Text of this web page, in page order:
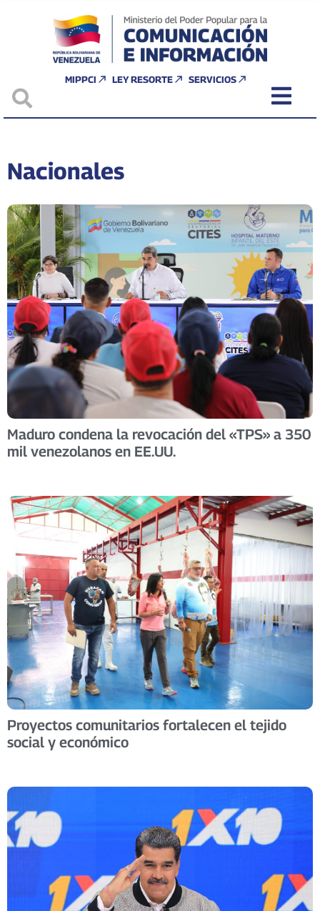
MIPPCI LEY RESORTE SERVICIOS
Nacionales
Maduro condena la revocación del «TPS» a 350
mil venezolanos en EE.UU.
Proyectos comunitarios fortalecen el tejido
social y económico